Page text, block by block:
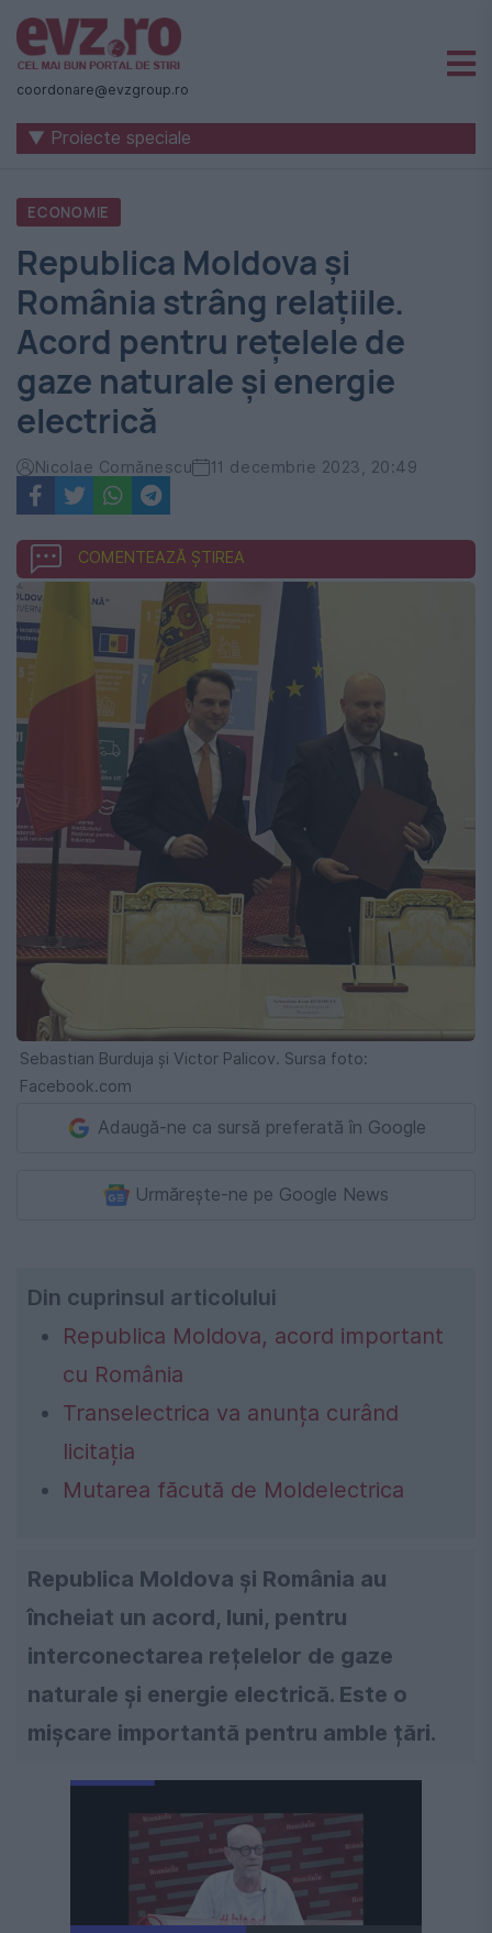
Știri
naționale
internaționale
România
-
Evenimentul
Zilei
coordonare@evzgroup.ro
▼ Proiecte speciale
ECONOMIE
Republica Moldova și
România strâng relațiile.
Acord pentru rețelele de
gaze naturale și energie
electrică
Nicolae Comănescu 11 decembrie 2023, 20:49
COMENTEAZĂ ȘTIREA
Sebastian Burduja şi Victor Palicov. Sursa foto:
Facebook.com
Adaugă-ne ca sursă preferată în Google
Urmărește-ne pe Google News
Din cuprinsul articolului
Republica Moldova, acord important
cu România
Transelectrica va anunța curând
licitația
Mutarea făcută de Moldelectrica
Republica Moldova și România au
încheiat un acord, luni, pentru
interconectarea rețelelor de gaze
naturale și energie electrică. Este o
mișcare importantă pentru amble țări.